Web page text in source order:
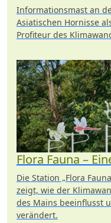
Informationsmast an
Asiatischen Hornisse
Profiteur des
Flora Fauna –
Die Station „Flora
zeigt, wie der
des Mains beeinflusst
verändert.